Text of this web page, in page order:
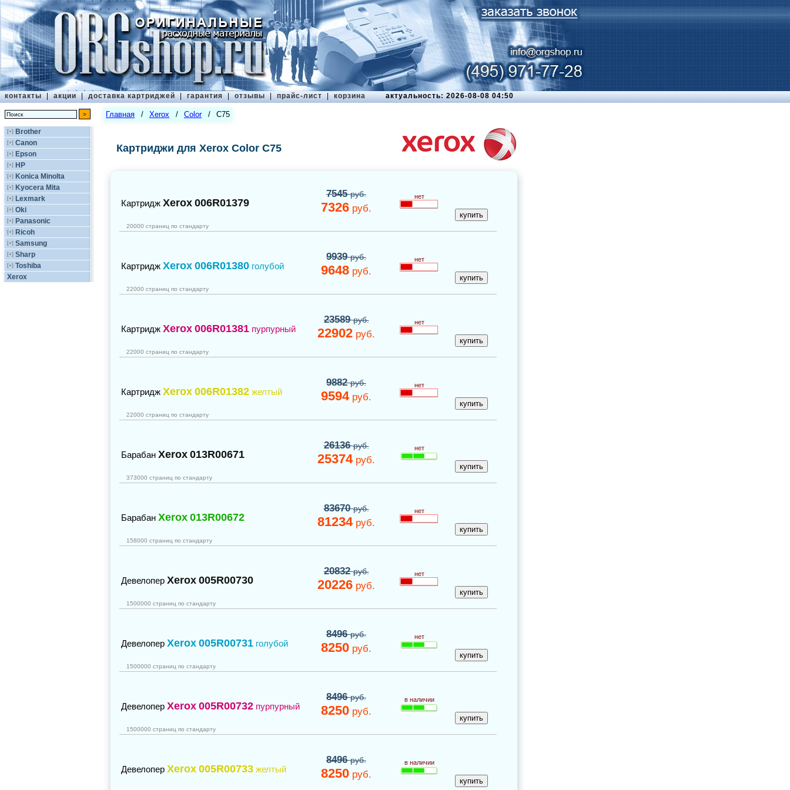
контакты | акции | доставка картриджей | гарантия | отзывы | прайс-лист | корзина актуальность: 2026-08-08 04:50
[+] Brother
[+] Canon
[+] Epson
[+] HP
[+] Konica Minolta
[+] Kyocera Mita
[+] Lexmark
[+] Oki
[+] Panasonic
[+] Ricoh
[+] Samsung
[+] Sharp
[+] Toshiba
Xerox
Главная / Xerox / Color / C75
Картриджи для Xerox Color C75
Картридж Xerox 006R01379
7545руб.
7326 руб.
нет
20000 страниц по стандарту
Картридж Xerox 006R01380 голубой
9939руб.
9648 руб.
нет
22000 страниц по стандарту
Картридж Xerox 006R01381 пурпурный
23589руб.
22902 руб.
нет
22000 страниц по стандарту
Картридж Xerox 006R01382 желтый
9882руб.
9594руб.
нет
22000 страниц по стандарту
Барабан Xerox 013R00671
26136руб.
25374руб.
нет
373000 страниц по стандарту
Барабан Xerox 013R00672
83670руб.
81234руб.
нет
158000 страниц по стандарту
Девелопер Xerox 005R00730
20832руб.
20226 руб.
нет
1500000 страниц по стандарту
Девелопер Xerox 005R00731 голубой
8496руб.
8250 руб.
нет
1500000 страниц по стандарту
Девелопер Xerox 005R00732 пурпурный
8496руб.
8250 руб.
в наличии
1500000 страниц по стандарту
Девелопер Xerox 005R00733 желтый
8496руб.
8250 руб.
в наличии